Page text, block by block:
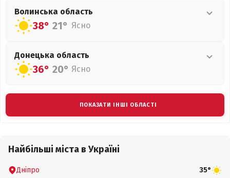
Волинська область
38° 21° Ясно
Донецька область
36° 20° Ясно
ПОКАЗАТИ ІНШІ ОБЛАСТІ
Найбільші міста в Україні
Дніпро 35°